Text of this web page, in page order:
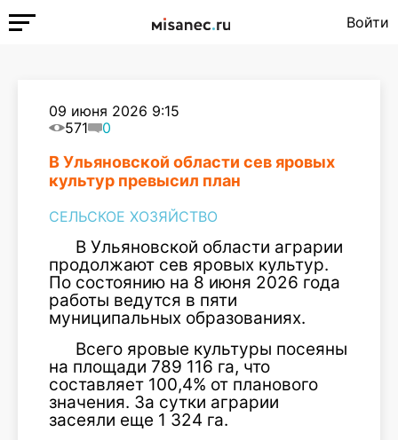
Войти
09 июня 2026 9:15
571
0
В Ульяновской области сев яровых
культур превысил план
СЕЛЬСКОЕ ХОЗЯЙСТВО
В Ульяновской области аграрии
продолжают сев яровых культур.
По состоянию на 8 июня 2026 года
работы ведутся в пяти
муниципальных образованиях.
Всего яровые культуры посеяны
на площади 789 116 га, что
составляет 100,4% от планового
значения. За сутки аграрии
засеяли еще 1 324 га.